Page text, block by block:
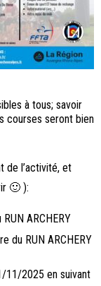
à tous; savoir
courses seront bien
de l’activité, et
🙂 ):
ARCHERY
du RUN ARCHERY
11/2025 en suivant